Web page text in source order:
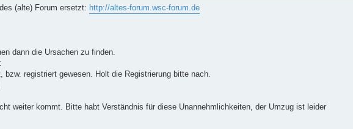
(alte) Forum ersetzt: http://altes-forum.wsc-forum.de
dann die Ursachen zu finden.
bzw. registriert gewesen. Holt die Registrierung bitte nach.
weiter kommt. Bitte habt Verständnis für diese Unannehmlichkeiten, der Umzug ist leider